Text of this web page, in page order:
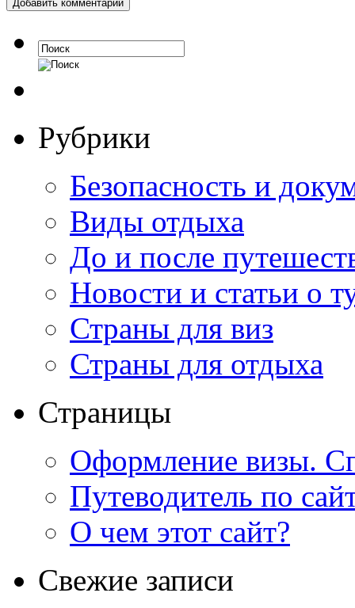
Рубрики
Безопасность и
Виды отдыха
До и после
Новости и статьи о
Страны для виз
Страны для отдыха
Страницы
Оформление визы.
Путеводитель по
О чем этот сайт?
Свежие записи